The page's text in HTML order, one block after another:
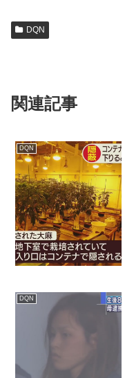
DQN
関連記事
DQN
DQN